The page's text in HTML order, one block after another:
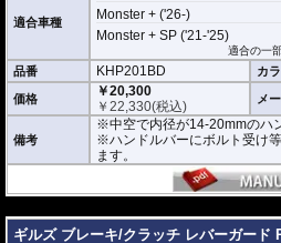
適合車種
Monster + ('26-)
Monster + SP ('21-'25)
適合の一
品番 KHP201BD カ
価格
￥20,300
￥22,330(税込) メ
備考
※中空で内径が14-20mmのハ
※ハンドルバーにボルト受け
ます。
ギルズ ブレーキ/クラッチ レバーガード